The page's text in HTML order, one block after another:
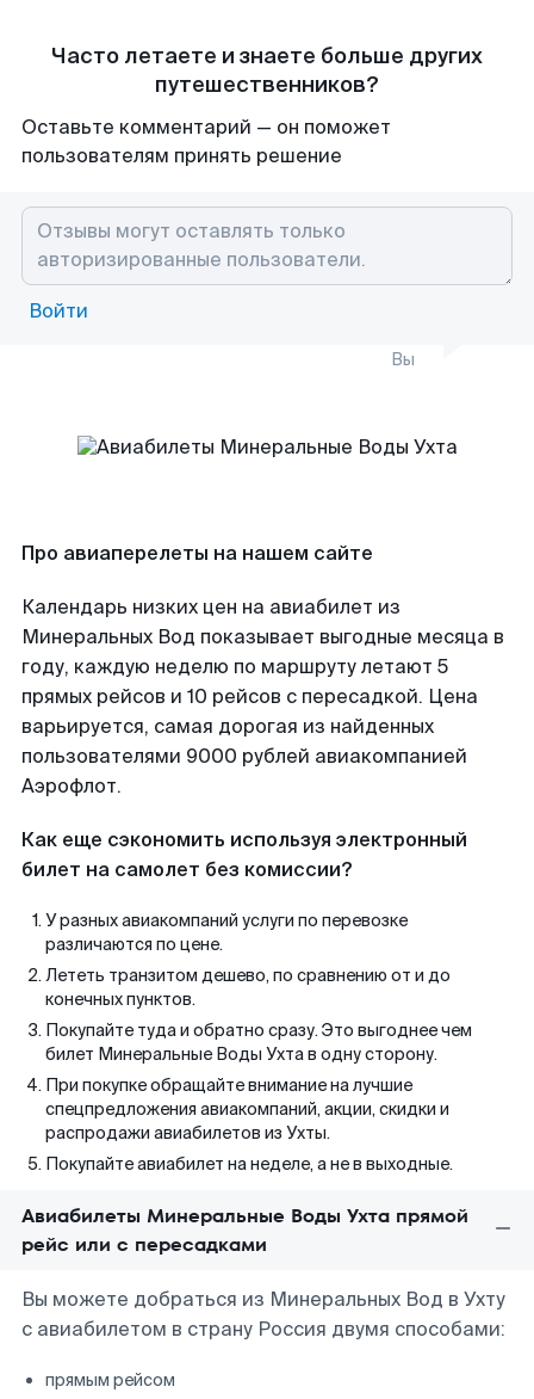
Часто летаете и знаете больше других
путешественников?
Оставьте комментарий — он поможет
пользователям принять решение
Войти
Вы
Про авиаперелеты на нашем сайте
Календарь низких цен на авиабилет из
Минеральных Вод показывает выгодные месяца в
году, каждую неделю по маршруту летают 5
прямых рейсов и 10 рейсов с пересадкой. Цена
варьируется, самая дорогая из найденных
пользователями 9000 рублей авиакомпанией
Аэрофлот.
Как еще сэкономить используя электронный
билет на самолет без комиссии?
У разных авиакомпаний услуги по перевозке
различаются по цене.
Лететь транзитом дешево, по сравнению от и до
конечных пунктов.
Покупайте туда и обратно сразу. Это выгоднее чем
билет Минеральные Воды Ухта в одну сторону.
При покупке обращайте внимание на лучшие
спецпредложения авиакомпаний, акции, скидки и
распродажи авиабилетов из Ухты.
Покупайте авиабилет на неделе, а не в выходные.
Авиабилеты Минеральные Воды Ухта прямой
рейс или с пересадками
Вы можете добраться из Минеральных Вод в Ухту
с авиабилетом в страну Россия двумя способами:
прямым рейсом